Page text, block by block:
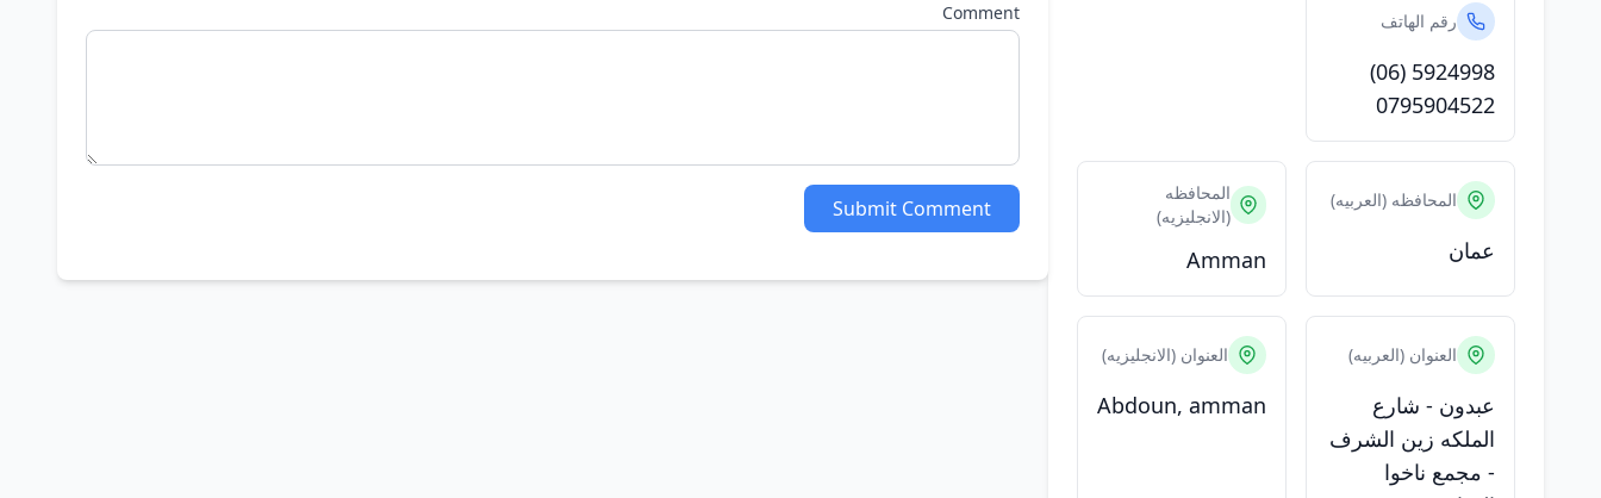
رقم الهاتف
(06) 5924998
0795904522
المحافظه (العربيه)
عمان
المحافظه
(الانجليزيه)
Amman
العنوان (العربيه)
عبدون - شارع
الملكه زين الشرف
- مجمع ناخوا
العنوان (الانجليزيه)
Abdoun, amman
Comment
Submit Comment